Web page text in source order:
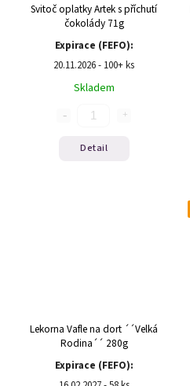
Svitoč oplatky Artek s příchutí
čokolády 71g
Expirace (FEFO):
20.11.2026 - 100+ ks
Skladem
Detail
Lekorna Vafle na dort ´´Velká
Rodina´´ 280g
Expirace (FEFO):